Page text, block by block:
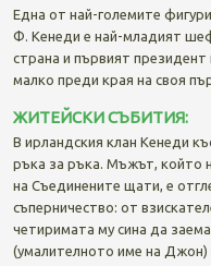
Една от най-големите
Ф. Кенеди е най-младият
страна и първият президент
малко преди края на своя
ЖИТЕЙСКИ СЪБИТИЯ:
В ирландския клан Кенеди
ръка за ръка. Мъжът, който
на Съединените щати, е
съперничество: от
четиримата му сина да
(умалителното име на Джон)